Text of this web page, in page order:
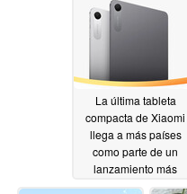
La última tableta
compacta de Xiaomi
llega a más países
como parte de un
lanzamiento más
amplio05/27/2026